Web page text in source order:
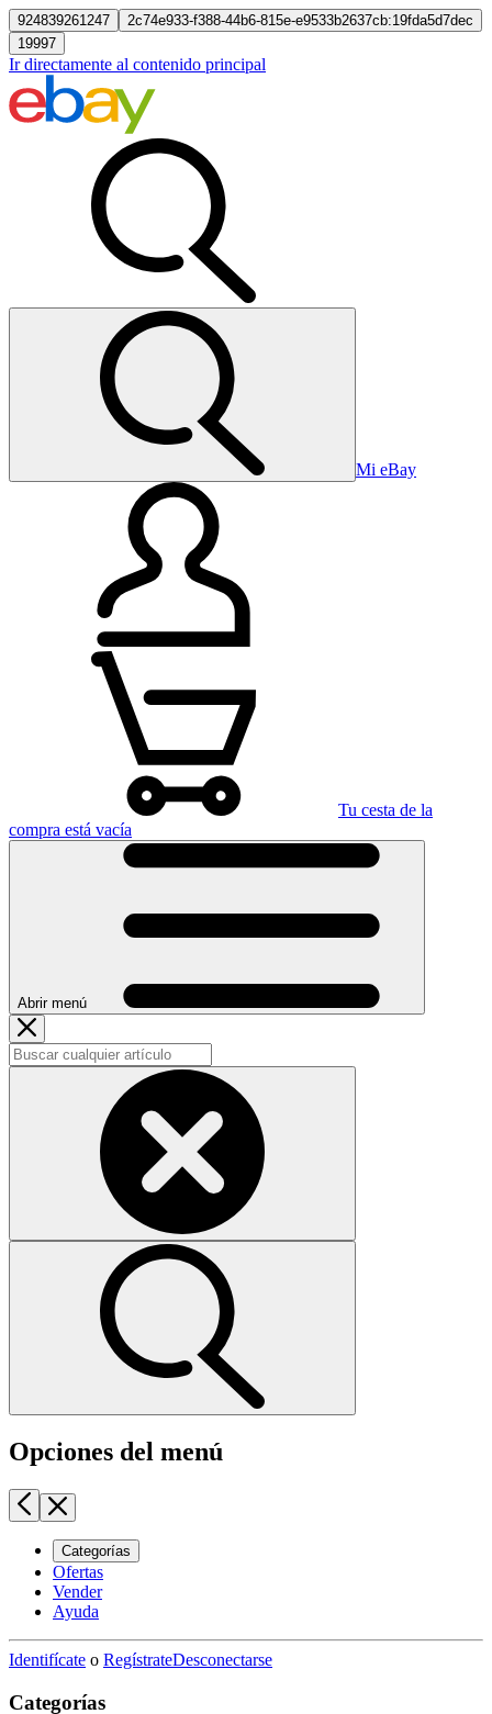
924839261247
2c74e933-f388-44b6-815e-e9533b2637cb:19fda5d7dec
19997
Ir directamente al contenido principal
Mi eBay
Tu cesta de la
compra está vacía
Abrir menú
Opciones del menú
Categorías
Ofertas
Vender
Ayuda
Identifícate o RegístrateDesconectarse
Categorías